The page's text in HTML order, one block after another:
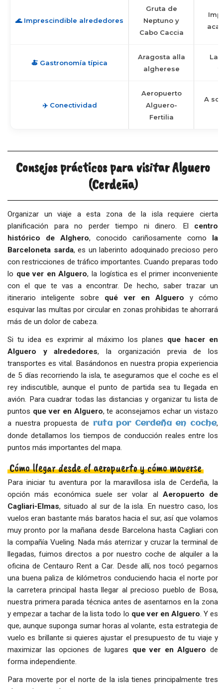
🌊 Imprescindible alrededores
Gruta de
Neptuno y
Cabo Caccia
🍝 Gastronomía típica
Aragosta alla
algherese
✈️ Conectividad
Aeropuerto
Alguero-
Fertilia
A
Consejos prácticos para visitar Alguero
(Cerdeña)
Organizar un viaje a esta zona de la isla requiere cierta
planificación para no perder tiempo ni dinero. El centro
histórico de Alghero, conocido cariñosamente como la
Barceloneta sarda, es un laberinto adoquinado precioso pero
con restricciones de tráfico importantes. Cuando preparas todo
lo que ver en Alguero, la logística es el primer inconveniente
con el que te vas a encontrar. De hecho, saber trazar un
itinerario inteligente sobre qué ver en Alguero y cómo
esquivar las multas por circular en zonas prohibidas te ahorrará
más de un dolor de cabeza.
Si tu idea es exprimir al máximo los planes que hacer en
Alguero y alrededores, la organización previa de los
transportes es vital. Basándonos en nuestra propia experiencia
de 5 días recorriendo la isla, te aseguramos que el coche es el
rey indiscutible, aunque el punto de partida sea tu llegada en
avión. Para cuadrar todas las distancias y organizar tu lista de
puntos que ver en Alguero, te aconsejamos echar un vistazo
a nuestra propuesta de ruta por Cerdeña en coche,
donde detallamos los tiempos de conducción reales entre los
puntos más importantes del mapa.
Cómo llegar desde el aeropuerto y cómo moverse
Para iniciar tu aventura por la maravillosa isla de Cerdeña, la
opción más económica suele ser volar al Aeropuerto de
Cagliari-Elmas, situado al sur de la isla. En nuestro caso, los
vuelos eran bastante más baratos hacia el sur, así que volamos
muy pronto por la mañana desde Barcelona hasta Cagliari con
la compañía Vueling. Nada más aterrizar y cruzar la terminal de
llegadas, fuimos directos a por nuestro coche de alquiler a la
oficina de Centauro Rent a Car. Desde allí, nos tocó pegarnos
una buena paliza de kilómetros conduciendo hacia el norte por
la carretera principal hasta llegar al precioso pueblo de Bosa,
nuestra primera parada técnica antes de asentarnos en la zona
y empezar a tachar de la lista todo lo que ver en Alguero . Y es
que, aunque suponga sumar horas al volante, esta estrategia de
vuelo es brillante si quieres ajustar el presupuesto de tu viaje y
maximizar las opciones de lugares que ver en Alguero de
forma independiente.
Para moverte por el norte de la isla tienes principalmente tres